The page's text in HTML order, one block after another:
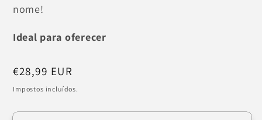
nome!
Ideal para oferecer
Preço
normal
€28,99 EUR
Impostos incluídos.